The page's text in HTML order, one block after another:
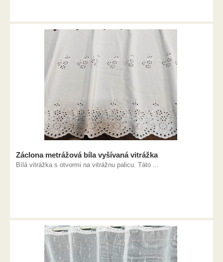
Záclona metrážová bíla vyšívaná vitrážka
Bílá vitrážka s otvormi na vitrážnu palicu. Táto ...